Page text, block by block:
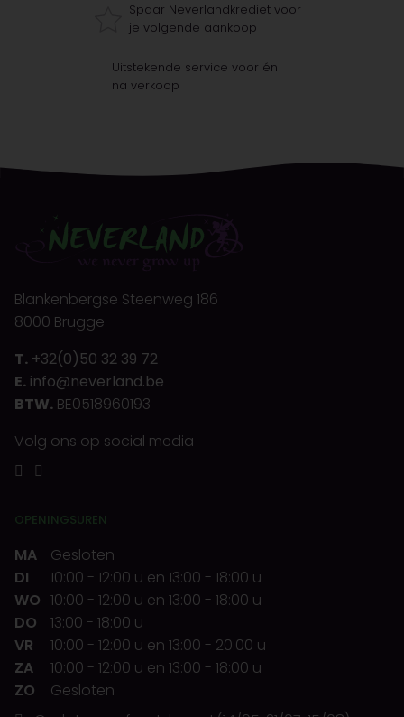
Spaar Neverlandkrediet voor
je volgende aankoop
Uitstekende service voor én
na verkoop
Blankenbergse Steenweg 186
8000 Brugge
T. +32(0)50 32 39 72
E. info@neverland.be
BTW. BE0518960193
Volg ons op social media
OPENINGSUREN
MA
Gesloten
DI
10:00 - 12:00 u en 13:00 - 18:00 u
WO 10:00 - 12:00 u en 13:00 - 18:00 u
DO
13:00 - 18:00 u
VR
10:00 - 12:00 u en 13:00 - 20:00 u
ZA
10:00 - 12:00 u en 13:00 - 18:00 u
ZO
Gesloten